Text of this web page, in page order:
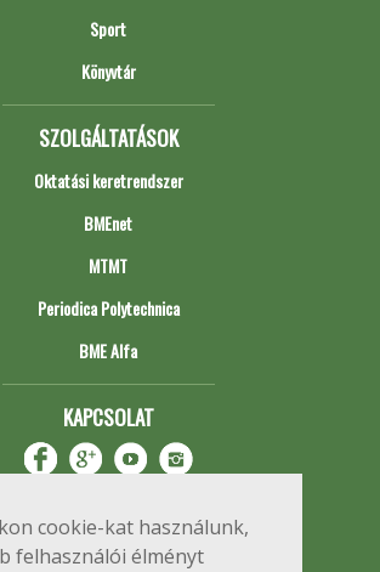
cookie-kat használunk,
felhasználói élményt
Sport
Könyvtár
SZOLGÁLTATÁSOK
Oktatási keretrendszer
BMEnet
MTMT
Periodica Polytechnica
BME Alfa
KAPCSOLAT